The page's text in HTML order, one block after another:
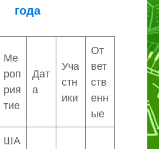
года
Ме
роп
рия
тие
Дат
а
Уча
стн
ики
От
вет
ств
енн
ые
ША